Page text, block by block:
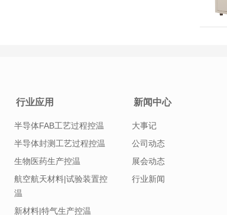
行业应用
半导体FAB工艺过程控温
半导体封测工艺过程控温
生物医药生产控温
航空航天材料|试验装置控
温
新材料|特气生产控温
新闻中心
大事记
公司动态
展会动态
行业新闻